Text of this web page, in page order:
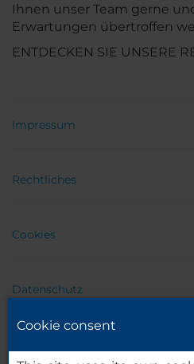
Ihnen unser Team gerne
Erwartungen übertroffen
ENTDECKEN SIE UNSERE
Impressum
Rechtliches
Cookies
Datenschutz
Cookie consent